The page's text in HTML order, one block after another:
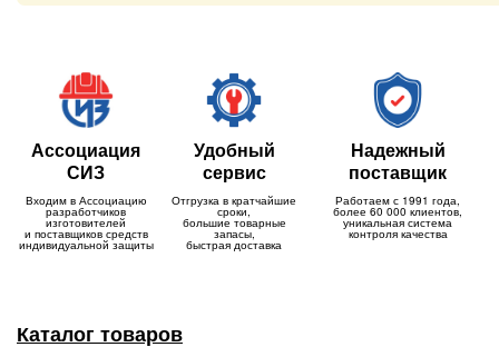
Ассоциация
СИЗ
Входим в Ассоциацию
разработчиков
изготовителей
и поставщиков средств
индивидуальной защиты
Удобный
сервис
Отгрузка в кратчайшие
сроки,
большие товарные
запасы,
быстрая доставка
Надежный
поставщик
Работаем с 1991 года,
более 60 000 клиентов,
уникальная система
контроля качества
Каталог товаров